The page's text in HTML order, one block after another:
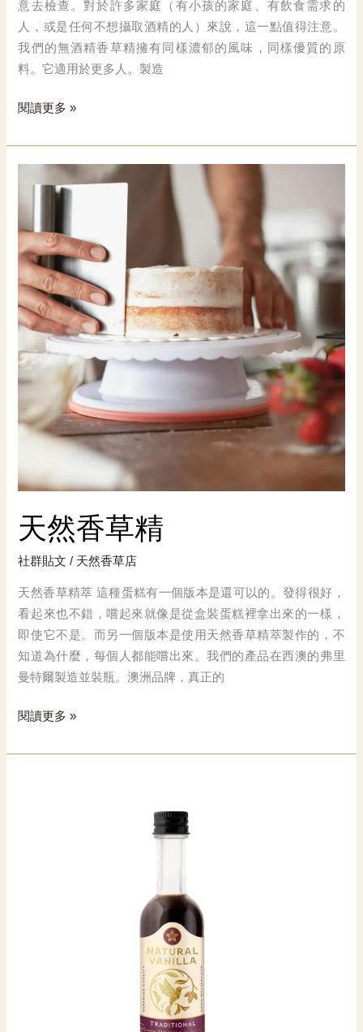
意去檢查。對於許多家庭（有小孩的家庭、有飲食需求的
人，或是任何不想攝取酒精的人）來說，這一點值得注意。
我們的無酒精香草精擁有同樣濃郁的風味，同樣優質的原
料。它適用於更多人。製造
香
精
閱讀更多 »
天然香草精
社群貼文 / 天然香草店
天然香草精萃 這種蛋糕有一個版本是還可以的。發得很好，
看起來也不錯，嚐起來就像是從盒裝蛋糕裡拿出來的一樣，
即使它不是。而另一個版本是使用天然香草精萃製作的，不
知道為什麼，每個人都能嚐出來。我們的產品在西澳的弗里
曼特爾製造並裝瓶。澳洲品牌，真正的
天
香
閱讀更多 »